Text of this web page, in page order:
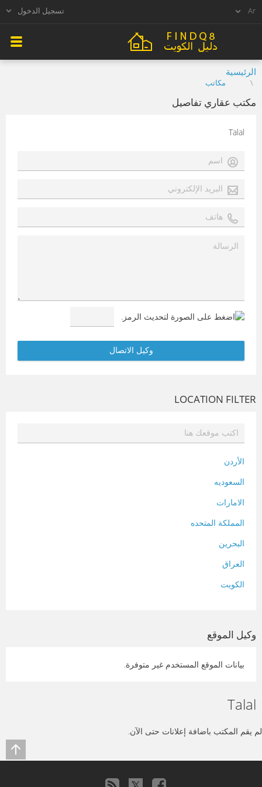
تسجيل الدخول
الرئيسية
مكاتب
مكتب عقاري تفاصيل
Talal
LOCATION FILTER
الأردن
السعوديه
الامارات
المملكة المتحده
البحرين
العراق
الكويت
فلسطين
سوريا
تونس
وكيل الموقع
بيانات الموقع المستخدم غير متوفرة.
Talal
لم يقم المكتب باضافة إعلانات حتى الآن.